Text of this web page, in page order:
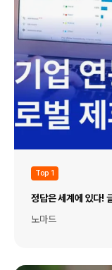
Top 1
정답은 세계에 있다!
노마드